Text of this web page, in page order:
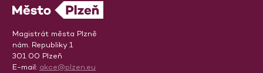
Magistrát města Plzně
nám. Republiky 1
301 00 Plzeň
E-mail: akce@plzen.eu